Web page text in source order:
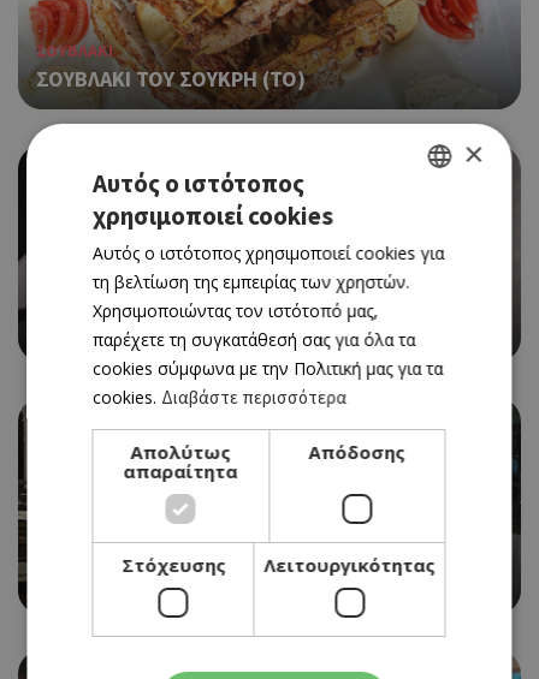
ΣΟΥΒΛΑΚΙ
ΣΟΥΒΛΑΚΙ ΤΟΥ ΣΟΥΚΡΗ (ΤΟ)
ΤΑΒΕΡΝΑ
NAPA TAVERN
ΠΑΡΑΔΟΣΙΑΚΗ ΤΑΒΕΡΝΑ
ΤΟ ΚΑΜΠΑΝΑΡΚΟ
ENGLISH
×
Αυτός ο ιστότοπος
χρησιμοποιεί cookies
Αυτός ο ιστότοπος χρησιμοποιεί cookies για
τη βελτίωση της εμπειρίας των χρηστών.
Χρησιμοποιώντας τον ιστότοπό μας,
παρέχετε τη συγκατάθεσή σας για όλα τα
cookies σύμφωνα με την Πολιτική μας για τα
cookies. Διαβάστε περισσότερα
Απολύτως
απαραίτητα
Απόδοσης
Στόχευσης Λειτουργικότητας